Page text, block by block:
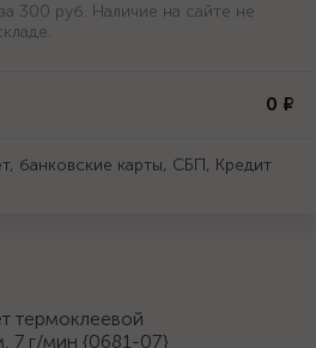
300 руб. Наличие на сайте не
0 ₽
банковские карты, СБП, Кредит
термоклеевой
7 г/мин {0681-07}